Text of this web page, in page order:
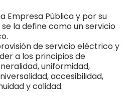
Empresa Pública y por su
la define como un servicio
de servicio eléctrico y
a los principios de
uniformidad,
accesibilidad,
y calidad.